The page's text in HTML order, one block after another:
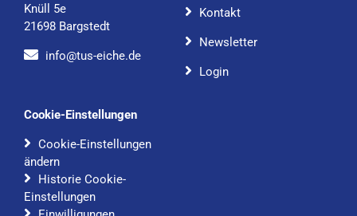
Knüll 5e
21698 Bargstedt
info@tus-eiche.de
Cookie-Einstellungen
Cookie-Einstellungen
ändern
Historie Cookie-
Einstellungen
Kontakt
Newsletter
Login